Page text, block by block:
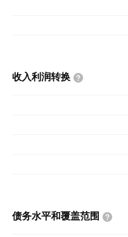
收入利润转换
债务水平和覆盖范围